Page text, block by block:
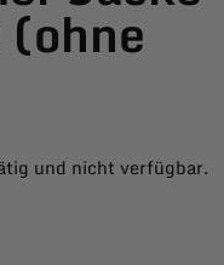
und nicht verfügbar.